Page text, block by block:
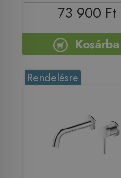
73 900 Ft
Kosárba
Rendelésre